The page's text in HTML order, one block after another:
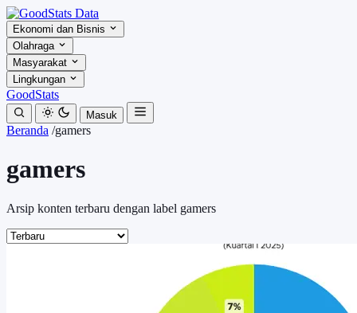
Ekonomi dan Bisnis
Olahraga
Masyarakat
Lingkungan
GoodStats
Masuk
Beranda /gamers
gamers
Arsip konten terbaru dengan label gamers